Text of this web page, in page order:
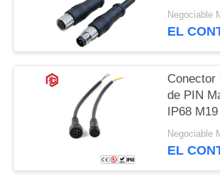
Negociable
EL
Conector
de PIN
IP68
Negociable
EL